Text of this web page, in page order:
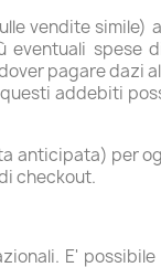
vendite
pagare dazi
addebiti
anticipata) per
checkout.
E'